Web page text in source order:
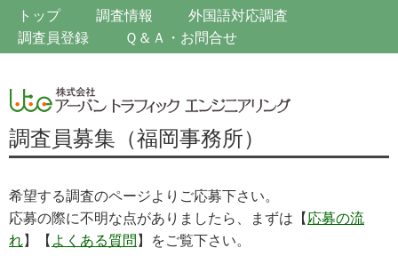
調査員募集（福岡事務所）
希望する調査のページよりご応募下さい。
応募の際に不明な点がありましたら、まずは【 応募の流
れ】【 よくある質問 】をご覧下さい。
トップ 調査情報
外国語対応調査
調査員登録
Ｑ＆Ａ・お問合せ